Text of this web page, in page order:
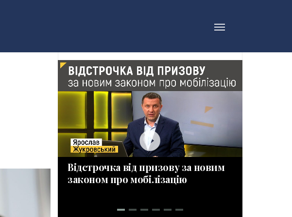
Відстрочка від призову за новим
законом про мобілізацію